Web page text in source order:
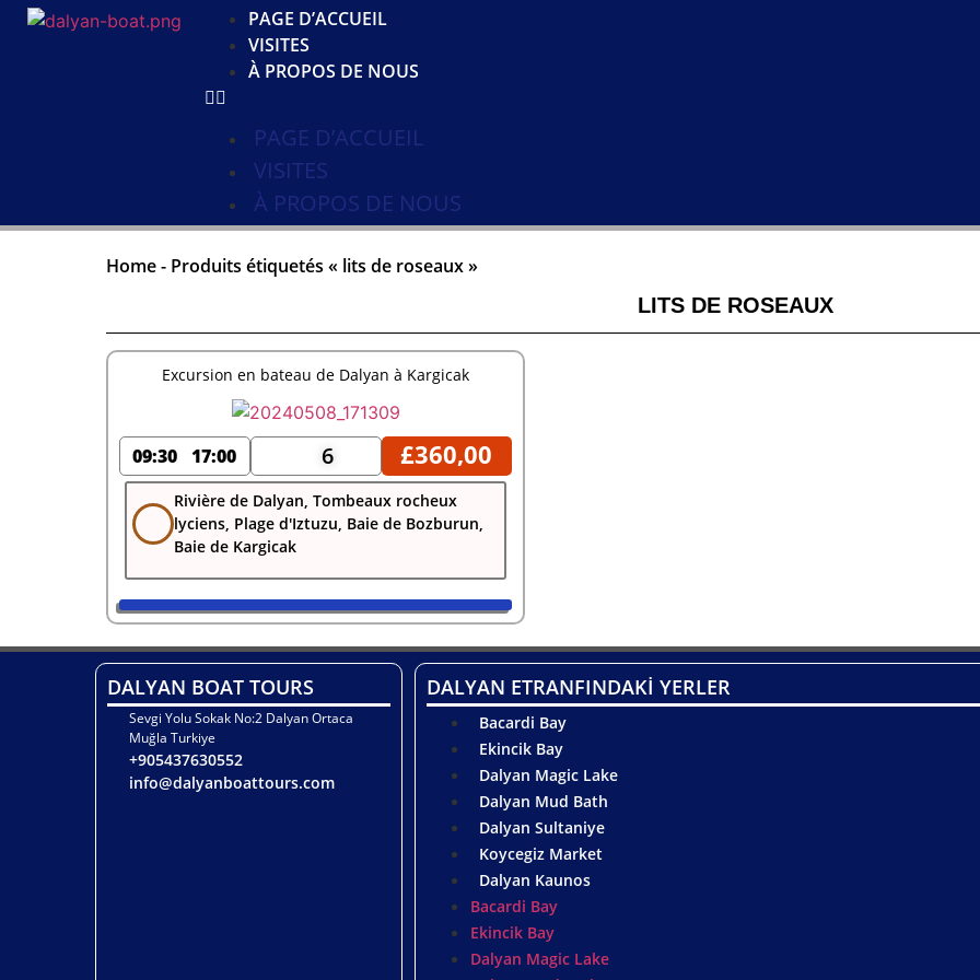
PAGE D’ACCUEIL
VISITES
À PROPOS DE NOUS
PAGE D’ACCUEIL
VISITES
À PROPOS DE NOUS
Home- Produits étiquetés « lits de roseaux »
LITS DE ROSEAUX
Excursion en bateau de Dalyan à Kargicak
09:30 17:00 6 £360,00
Rivière de Dalyan, Tombeaux rocheux
lyciens, Plage d'Iztuzu, Baie de Bozburun,
Baie de Kargicak
DALYAN BOAT TOURS
Sevgi Yolu Sokak No:2 Dalyan Ortaca
Muğla Turkiye
+905437630552
info@dalyanboattours.com
DALYAN ETRANFINDAKİ YERLER
Bacardi Bay
Ekincik Bay
Dalyan Magic Lake
Dalyan Mud Bath
Dalyan Sultaniye
Koycegiz Market
Dalyan Kaunos
Bacardi Bay
Ekincik Bay
Dalyan Magic Lake